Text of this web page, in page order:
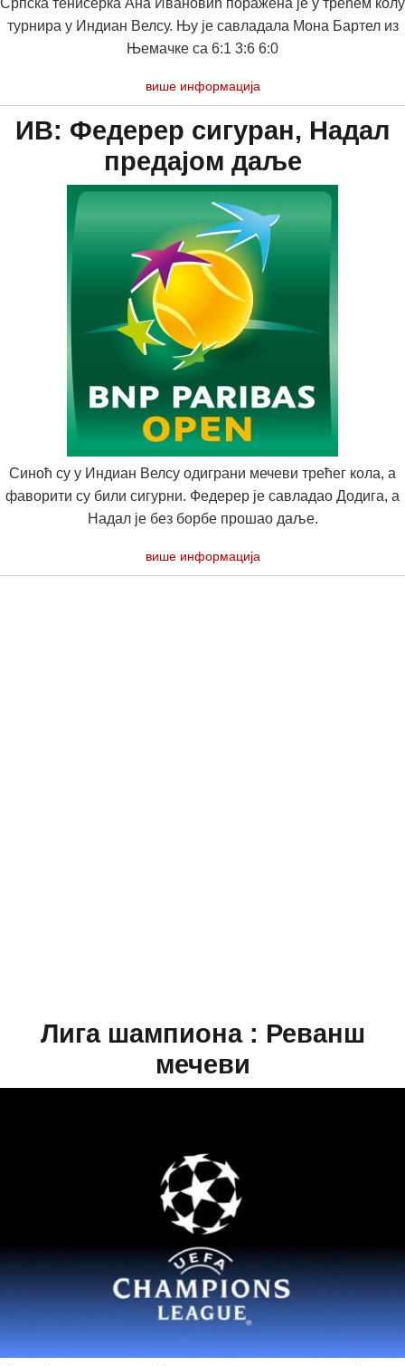
Српска тенисерка Ана Ивановић поражена је у трећем колу
турнира у Индиан Велсу. Њу је савладала Мона Бартел из
Њемачке са 6:1 3:6 6:0
више информација
ИВ: Федерер сигуран, Надал
предајом даље
Синоћ су у Индиан Велсу одиграни мечеви трећег кола, а
фаворити су били сигурни. Федерер је савладао Додига, а
Надал је без борбе прошао даље.
више информација
Лига шампиона : Реванш
мечеви